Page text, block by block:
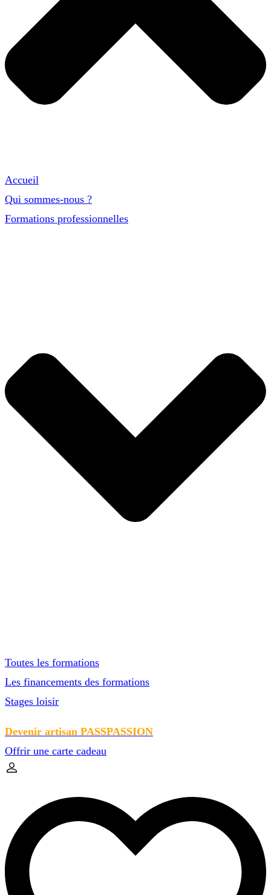
Accueil
Qui sommes-nous ?
Formations professionnelles
Toutes les formations
Les financements des formations
Stages loisir
Devenir artisan PASSPASSION
Offrir une carte cadeau